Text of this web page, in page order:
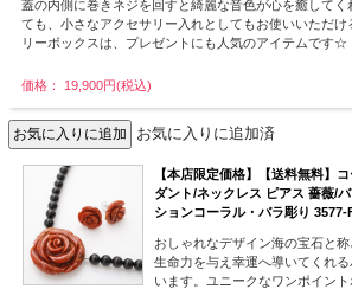
蓋の内側に巻きネジを回すと綺麗な音色が心を癒してく
ても、小さなアクセサリー入れとしてもお使いいただ
リーボックスは、プレゼントにも人気のアイテムです☆
価格： 19,900円(税込)
お気に入りに追加済
【本店限定価格】【送料無料】
ダント/ネックレス ピアス 薔薇/
ションコーラル・バラ彫り 3577-
おしゃれなデザイン海の宝石と
生命力を与え幸運へ導いてくれ
います。ユニークなワンポイン